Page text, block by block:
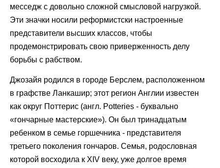
месседж с довольно сложной смысловой нагрузкой.
Эти значки носили реформистски настроенные
представители высших классов, чтобы
продемонстрировать свою приверженность делу
борьбы с рабством.
Джозайя родился в городе Берслем, расположенном
в графстве Ланкашир; этот регион Англии известен
как округ Поттерис (англ. Potteries - буквально
«гончарные мастерские»). Он был тринадцатым
ребенком в семье горшечника - представителя
третьего поколения гончаров. Семья, родословная
которой восходила к XIV веку, уже долгое время